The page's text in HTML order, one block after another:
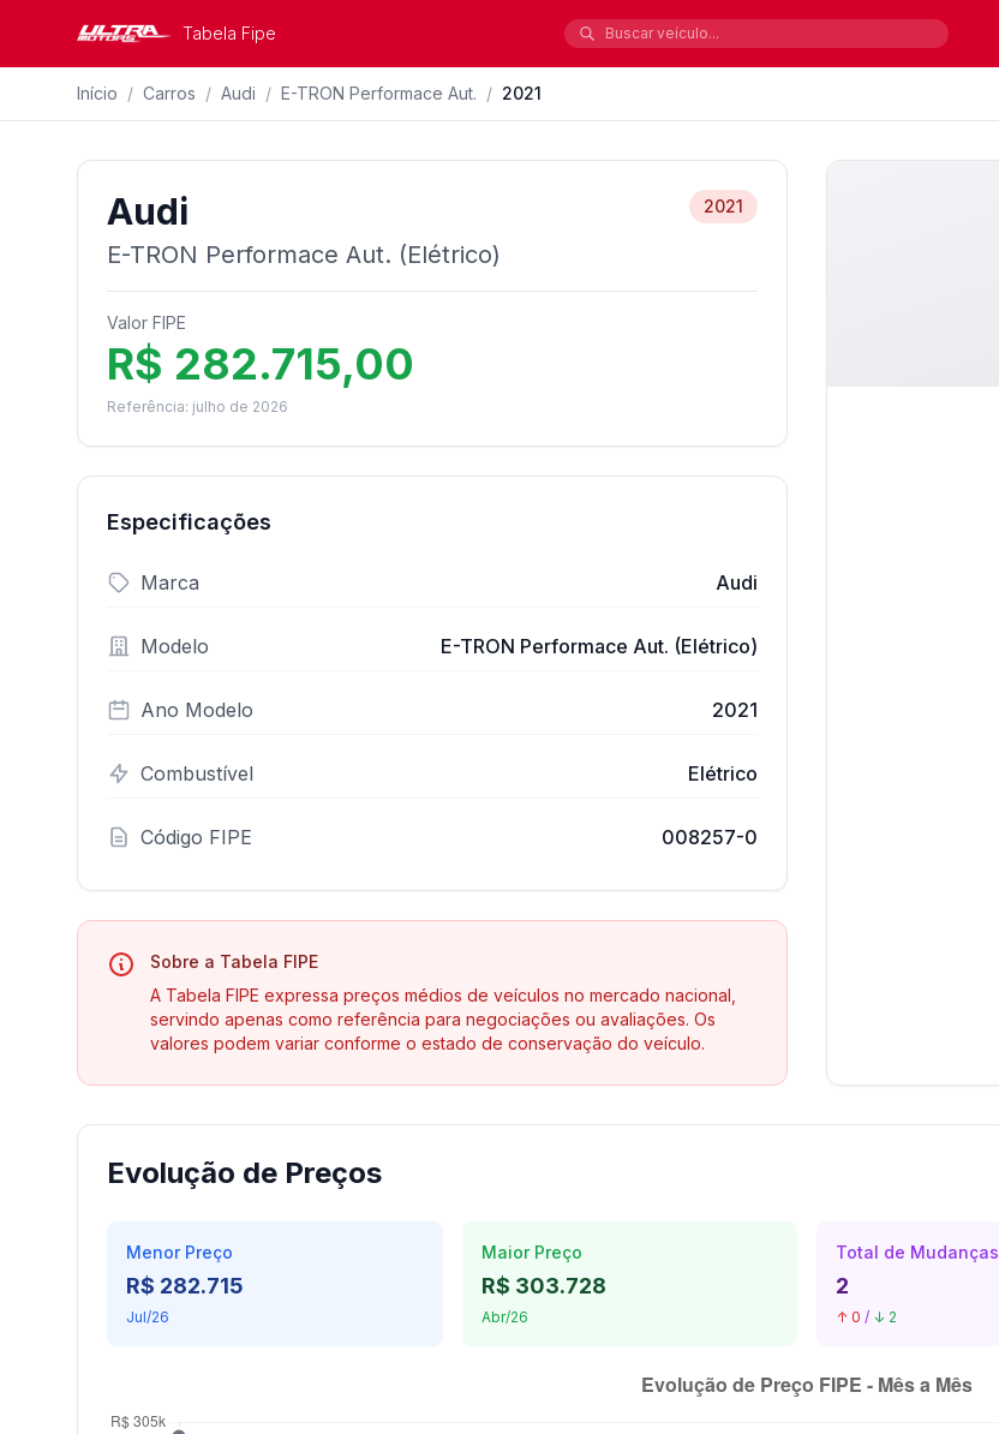
Tabela Fipe
Início / Carros / Audi / E-TRON Performace Aut. / 2021
Audi
E-TRON Performace Aut. (Elétrico)
2021
Valor FIPE
R$ 282.715,00
Referência: julho de 2026
Especificações
Marca Audi
Modelo E-TRON Performace Aut. (Elétrico)
Ano Modelo 2021
Combustível Elétrico
Código FIPE 008257-0
Sobre a Tabela FIPE
A Tabela FIPE expressa preços médios de veículos no mercado nacional,
servindo apenas como referência para negociações ou avaliações. Os
valores podem variar conforme o estado de conservação do veículo.
Evolução de Preços
Menor Preço
R$ 282.715
Jul/26
Maior Preço
R$ 303.728
Abr/26
Total de Mudanças
2
↑ 0 / ↓ 2